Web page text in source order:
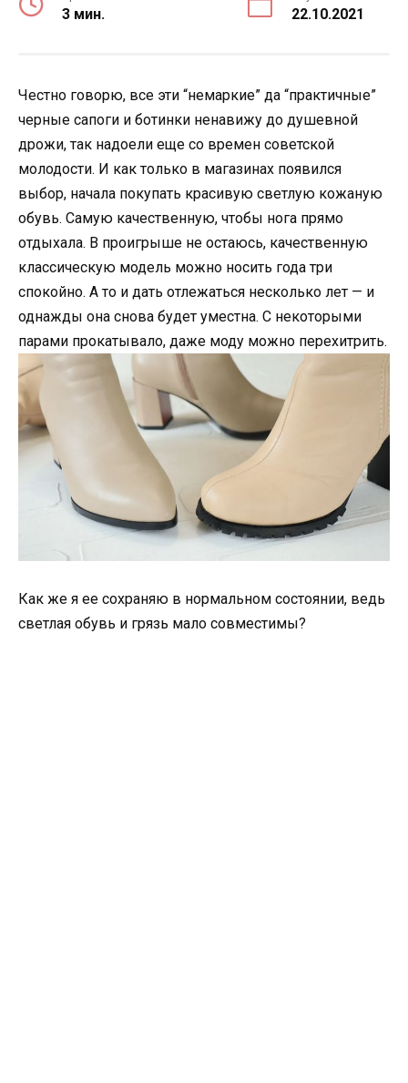
3 мин. 22.10.2021
Честно говорю, все эти “немаркие” да “практичные”
черные сапоги и ботинки ненавижу до душевной
дрожи, так надоели еще со времен советской
молодости. И как только в магазинах появился
выбор, начала покупать красивую светлую кожаную
обувь. Самую качественную, чтобы нога прямо
отдыхала. В проигрыше не остаюсь, качественную
классическую модель можно носить года три
спокойно. А то и дать отлежаться несколько лет — и
однажды она снова будет уместна. С некоторыми
парами прокатывало, даже моду можно перехитрить.
Как же я ее сохраняю в нормальном состоянии, ведь
светлая обувь и грязь мало совместимы?